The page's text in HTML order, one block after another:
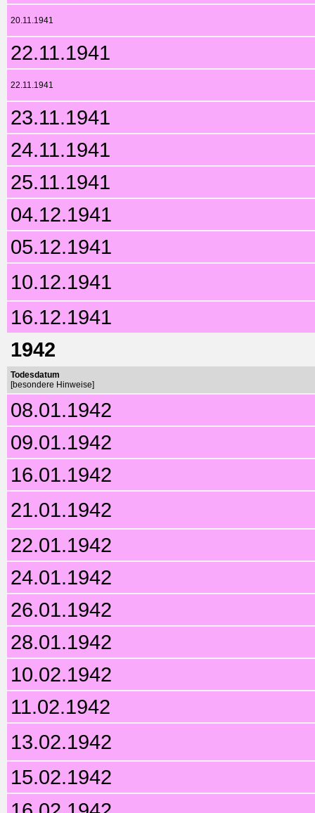
20.11.1941
22.11.1941
22.11.1941
23.11.1941
24.11.1941
25.11.1941
04.12.1941
05.12.1941
10.12.1941
16.12.1941
1942
Todesdatum
[besondere Hinweise]
08.01.1942
09.01.1942
16.01.1942
21.01.1942
22.01.1942
24.01.1942
26.01.1942
28.01.1942
10.02.1942
11.02.1942
13.02.1942
15.02.1942